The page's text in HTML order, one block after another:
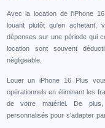
Avec la location de l'iPhone
louant plutôt qu'en achetant,
dépenses sur une période qui
location sont souvent
négligeable.
Louer un iPhone 16 Plus
opérationnels en éliminant les
de votre matériel. De
personnalisés pour s'adapter